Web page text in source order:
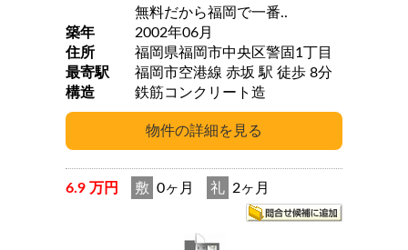
無料だから福岡で一番..
築年
2002年06月
住所
福岡県福岡市中央区警固1丁目
最寄駅
福岡市空港線 赤坂 駅 徒歩 8分
構造
鉄筋コンクリート造
6.9 万円 敷 0ヶ月 礼 2ヶ月